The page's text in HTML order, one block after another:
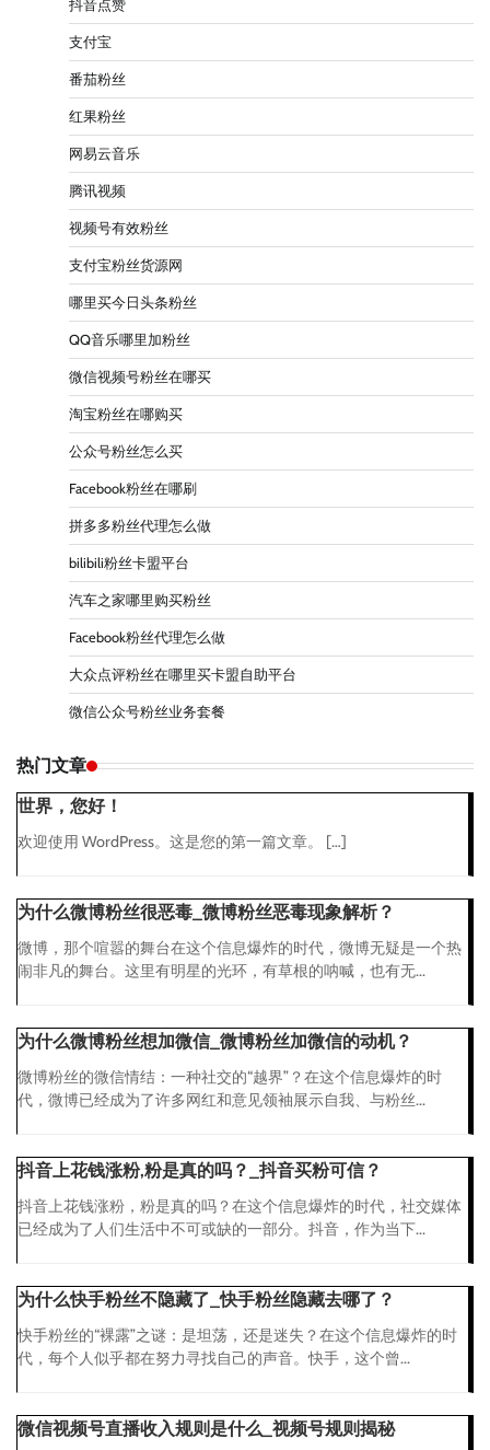
抖音点赞
支付宝
番茄粉丝
红果粉丝
网易云音乐
腾讯视频
视频号有效粉丝
支付宝粉丝货源网
哪里买今日头条粉丝
QQ音乐哪里加粉丝
微信视频号粉丝在哪买
淘宝粉丝在哪购买
公众号粉丝怎么买
Facebook粉丝在哪刷
拼多多粉丝代理怎么做
bilibili粉丝卡盟平台
汽车之家哪里购买粉丝
Facebook粉丝代理怎么做
大众点评粉丝在哪里买卡盟自助平台
微信公众号粉丝业务套餐
热门文章
世界，您好！
欢迎使用 WordPress。这是您的第一篇文章。 […]
为什么微博粉丝很恶毒_微博粉丝恶毒现象解析？
微博，那个喧嚣的舞台在这个信息爆炸的时代，微博无疑是一个热
闹非凡的舞台。这里有明星的光环，有草根的呐喊，也有无...
为什么微博粉丝想加微信_微博粉丝加微信的动机？
微博粉丝的微信情结：一种社交的“越界”？在这个信息爆炸的时
代，微博已经成为了许多网红和意见领袖展示自我、与粉丝...
抖音上花钱涨粉,粉是真的吗？_抖音买粉可信？
抖音上花钱涨粉，粉是真的吗？在这个信息爆炸的时代，社交媒体
已经成为了人们生活中不可或缺的一部分。抖音，作为当下...
为什么快手粉丝不隐藏了_快手粉丝隐藏去哪了？
快手粉丝的“裸露”之谜：是坦荡，还是迷失？在这个信息爆炸的时
代，每个人似乎都在努力寻找自己的声音。快手，这个曾...
微信视频号直播收入规则是什么_视频号规则揭秘